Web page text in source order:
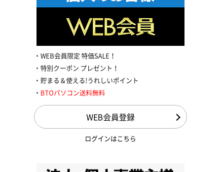
WEB会員限定 特価SALE！
特別クーポン プレゼント！
貯まる＆使える!うれしいポイント
BTOパソコン送料無料
WEB会員登録
ログインはこちら